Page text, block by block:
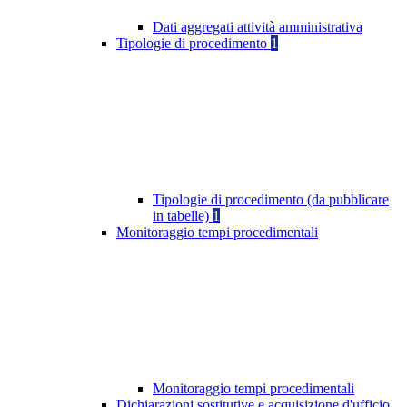
Dati aggregati attività amministrativa
Tipologie di procedimento 1
Tipologie di procedimento (da pubblicare
in tabelle) 1
Monitoraggio tempi procedimentali
Monitoraggio tempi procedimentali